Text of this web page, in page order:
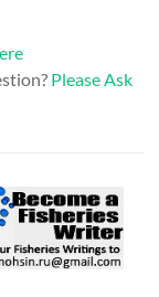
Please Ask